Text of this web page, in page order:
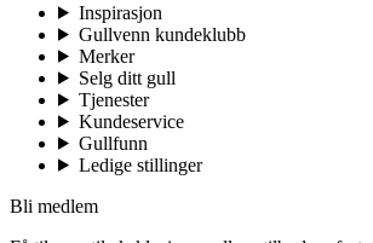
Inspirasjon
Gullvenn kundeklubb
Merker
Selg ditt gull
Tjenester
Kundeservice
Gullfunn
Ledige stillinger
Bli medlem